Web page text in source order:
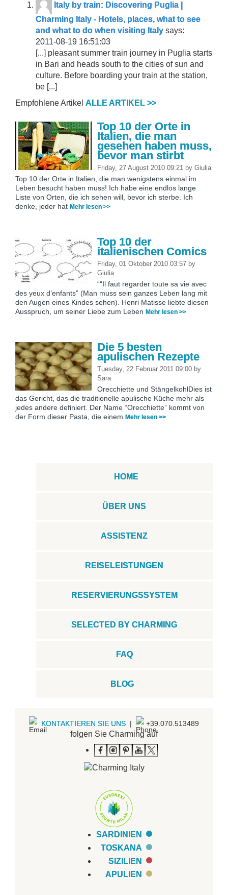
Italy by train: Discovering Puglia |
Charming Italy - Hotels, places, what to see
and what to do when visiting Italy says:
2011-08-19 16:51:03
[...] pleasant summer train journey in Puglia starts
in Bari and heads south to the cities of sun and
culture. Before boarding your train at the station,
be [...]
Empfohlene Artikel ALLE ARTIKEL >>
Top 10 der Orte in
Italien, die man
gesehen haben muss,
bevor man stirbt
Friday, 27 August 2010 09:21 by Giulia
Top 10 der Orte in Italien, die man wenigstens einmal im
Leben besucht haben muss! Ich habe eine endlos lange
Liste von Orten, die ich sehen will, bevor ich sterbe. Ich
denke, jeder hat Mehr lesen >>
Top 10 der
italienischen Comics
Friday, 01 Oktober 2010 03:57 by
Giulia
““Il faut regarder toute sa vie avec
des yeux d’enfants” (Man muss sein ganzes Leben lang mit
den Augen eines Kindes sehen). Henri Matisse liebte diesen
Ausspruch, um seiner Liebe zum Leben Mehr lesen >>
Die 5 besten
apulischen Rezepte
Tuesday, 22 Februar 2011 09:00 by
Sara
Orecchiette und StängelkohlDies ist
das Gericht, das die traditionelle apulische Küche mehr als
jedes andere definiert. Der Name “Orecchiette” kommt von
der Form dieser Pasta, die einem Mehr lesen >>
HOME
ÜBER UNS
ASSISTENZ
REISELEISTUNGEN
RESERVIERUNGSSYSTEM
SELECTED BY CHARMING
FAQ
BLOG
KONTAKTIEREN SIE UNS | +39.070.513489
folgen Sie Charming auf
SARDINIEN
TOSKANA
SIZILIEN
APULIEN